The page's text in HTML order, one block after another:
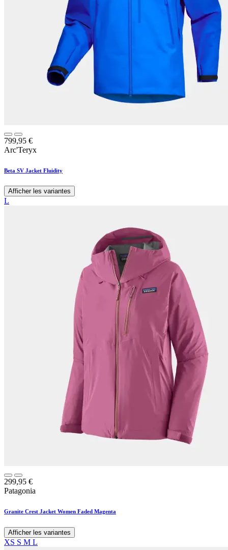
799,95 €
Arc'Teryx
Beta SV Jacket Fluidity
Afficher les variantes
L
299,95 €
Patagonia
Granite Crest Jacket Women Faded Magenta
Afficher les variantes
XS S M L